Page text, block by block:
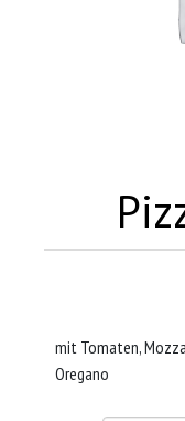
mit Tomaten,
Oregano